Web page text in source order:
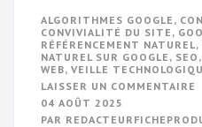
ALGORITHMES GOOGLE ,
CONVIVIALITÉ DU SITE ,
RÉFÉRENCEMENT NATUREL,
NATUREL SUR GOOGLE , SEO ,
WEB, VEILLE
LAISSER UN COMMENTAIRE
04 AOÛT 2025
PAR